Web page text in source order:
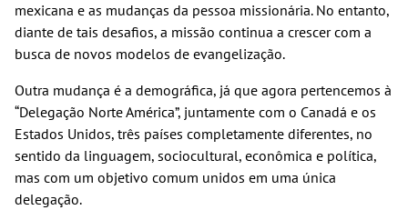
mexicana e as mudanças da pessoa missionária. No entanto,
diante de tais desafios, a missão continua a crescer com a
busca de novos modelos de evangelização.
Outra mudança é a demográfica, já que agora pertencemos à
“Delegação Norte América”, juntamente com o Canadá e os
Estados Unidos, três países completamente diferentes, no
sentido da linguagem, sociocultural, econômica e política,
mas com um objetivo comum unidos em uma única
delegação.